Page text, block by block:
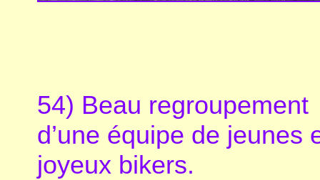
54) Beau regroupement
d’une équipe de jeunes
joyeux bikers.